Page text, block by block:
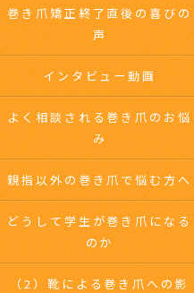
巻き爪矯正終了直後の喜びの
声
インタビュー動画
よく相談される巻き爪のお悩
み
親指以外の巻き爪で悩む方へ
どうして学生が巻き爪になる
のか
（2）靴による巻き爪への影